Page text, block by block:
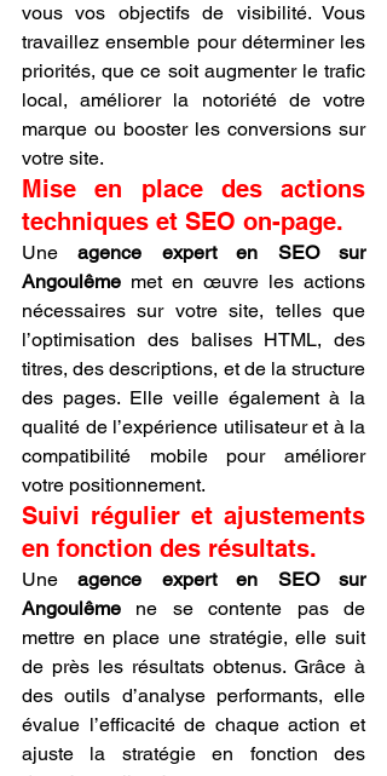
vous vos objectifs de visibilité. Vous
travaillez ensemble pour déterminer les
priorités, que ce soit augmenter le trafic
local, améliorer la notoriété de votre
marque ou booster les conversions sur
votre site.
Mise en place des actions
techniques et SEO on-page.
Une agence expert en SEO sur
Angoulême met en œuvre les actions
nécessaires sur votre site, telles que
l’optimisation des balises HTML, des
titres, des descriptions, et de la structure
des pages. Elle veille également à la
qualité de l’expérience utilisateur et à la
compatibilité mobile pour améliorer
votre positionnement.
Suivi régulier et ajustements
en fonction des résultats.
Une agence expert en SEO sur
Angoulême ne se contente pas de
mettre en place une stratégie, elle suit
de près les résultats obtenus. Grâce à
des outils d’analyse performants, elle
évalue l’efficacité de chaque action et
ajuste la stratégie en fonction des